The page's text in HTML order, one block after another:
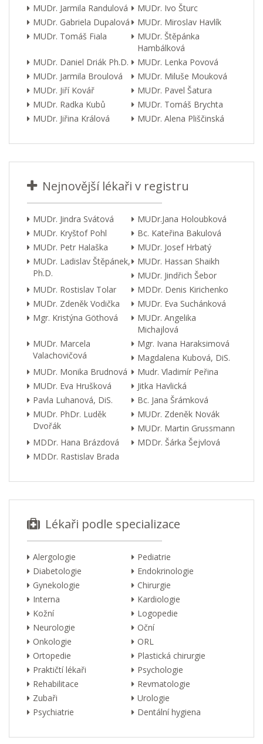
MUDr. Jarmila Randulová
MUDr. Ivo Šturc
MUDr. Gabriela Dupalová
MUDr. Miroslav Havlík
MUDr. Tomáš Fiala
MUDr. Štěpánka
Hambálková
MUDr. Daniel Driák Ph.D.
MUDr. Lenka Povová
MUDr. Jarmila Broulová
MUDr. Miluše Mouková
MUDr. Jiří Kovář
MUDr. Pavel Šatura
MUDr. Radka Kubů
MUDr. Tomáš Brychta
MUDr. Jiřina Králová
MUDr. Alena Pliščinská
Nejnovější lékaři v registru
MUDr. Jindra Svátová
MUDr.Jana Holoubková
MUDr. Kryštof Pohl
Bc. Kateřina Bakulová
MUDr. Petr Halaška
MUDr. Josef Hrbatý
MUDr. Ladislav Štěpánek,
Ph.D.
MUDr. Hassan Shaikh
MUDr. Jindřich Šebor
MUDr. Rostislav Tolar
MDDr. Denis Kirichenko
MUDr. Zdeněk Vodička
MUDr. Eva Suchánková
Mgr. Kristýna Göthová
MUDr. Angelika
Michajlová
MUDr. Marcela
Valachovičová
Mgr. Ivana Haraksimová
Magdalena Kubová, DiS.
MUDr. Monika Brudnová
Mudr. Vladimír Peřina
MUDr. Eva Hrušková
Jitka Havlická
Pavla Luhanová, DiS.
Bc. Jana Šrámková
MUDr. PhDr. Luděk
Dvořák
MUDr. Zdeněk Novák
MUDr. Martin Grussmann
MDDr. Hana Brázdová
MDDr. Šárka Šejvlová
MDDr. Rastislav Brada
Lékaři podle specializace
Alergologie
Pediatrie
Diabetologie
Endokrinologie
Gynekologie
Chirurgie
Interna
Kardiologie
Kožní
Logopedie
Neurologie
Oční
Onkologie
ORL
Ortopedie
Plastická chirurgie
Praktičtí lékaři
Psychologie
Rehabilitace
Revmatologie
Zubaři
Urologie
Psychiatrie
Dentální hygiena